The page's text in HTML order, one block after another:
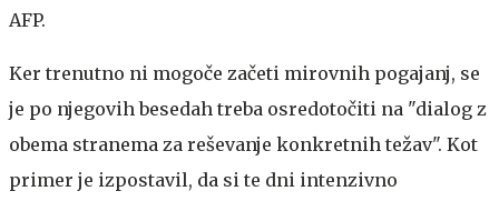
AFP.
Ker trenutno ni mogoče začeti mirovnih pogajanj, se
je po njegovih besedah treba osredotočiti na "dialog z
obema stranema za reševanje konkretnih težav". Kot
primer je izpostavil, da si te dni intenzivno